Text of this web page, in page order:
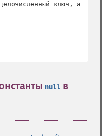
ключ, а не
null в